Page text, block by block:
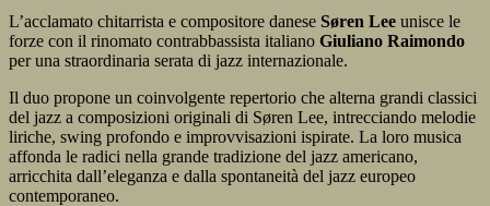
L’acclamato chitarrista e compositore danese Søren Lee unisce le
forze con il rinomato contrabbassista italiano Giuliano Raimondo
per una straordinaria serata di jazz internazionale.
Il duo propone un coinvolgente repertorio che alterna grandi classici
del jazz a composizioni originali di Søren Lee, intrecciando melodie
liriche, swing profondo e improvvisazioni ispirate. La loro musica
affonda le radici nella grande tradizione del jazz americano,
arricchita dall’eleganza e dalla spontaneità del jazz europeo
contemporaneo.